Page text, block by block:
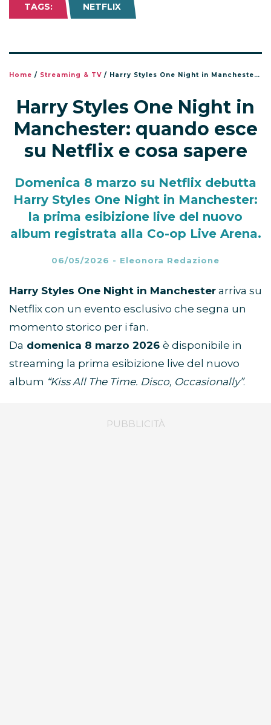
TAGS: NETFLIX
Home / Streaming & TV / Harry Styles One Night in Manchester: quando esce su Netflix e cosa sapere
Harry Styles One Night in
Manchester: quando esce
su Netflix e cosa sapere
Domenica 8 marzo su Netflix debutta
Harry Styles One Night in Manchester:
la prima esibizione live del nuovo
album registrata alla Co-op Live Arena.
06/05/2026 - Eleonora Redazione
Harry Styles One Night in Manchester arriva su
Netflix con un evento esclusivo che segna un
momento storico per i fan.
Da domenica 8 marzo 2026 è disponibile in
streaming la prima esibizione live del nuovo
album “Kiss All The Time. Disco, Occasionally”.